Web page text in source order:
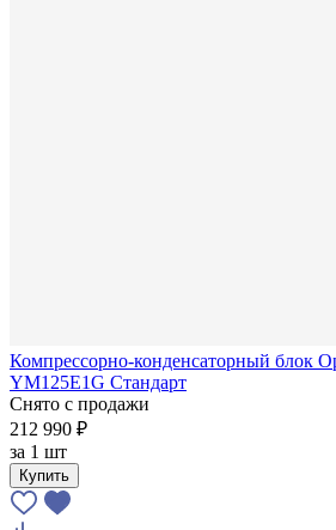
Компрессорно-конденсаторный блок
YM125E1G Стандарт
Снято с продажи
212 990 ₽
за 1 шт
Купить